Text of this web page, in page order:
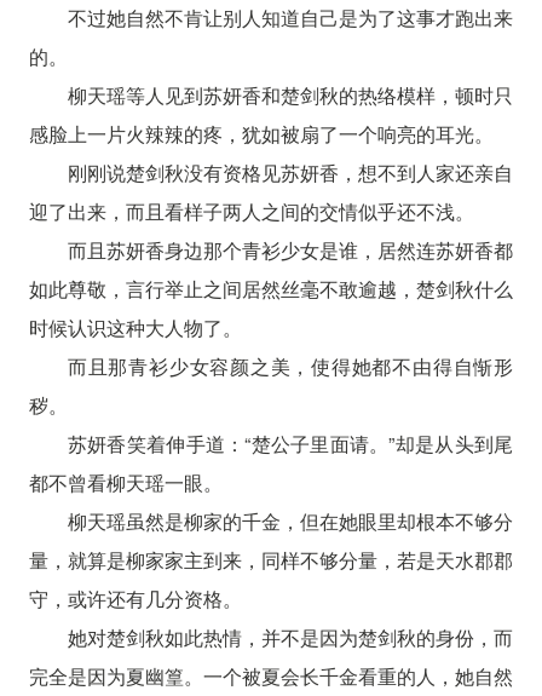
不过她自然不肯让别人知道自己是为了这事才跑出来
的。
柳天瑶等人见到苏妍香和楚剑秋的热络模样，顿时只
感脸上一片火辣辣的疼，犹如被扇了一个响亮的耳光。
刚刚说楚剑秋没有资格见苏妍香，想不到人家还亲自
迎了出来，而且看样子两人之间的交情似乎还不浅。
而且苏妍香身边那个青衫少女是谁，居然连苏妍香都
如此尊敬，言行举止之间居然丝毫不敢逾越，楚剑秋什么
时候认识这种大人物了。
而且那青衫少女容颜之美，使得她都不由得自惭形
秽。
苏妍香笑着伸手道：“楚公子里面请。”却是从头到尾
都不曾看柳天瑶一眼。
柳天瑶虽然是柳家的千金，但在她眼里却根本不够分
量，就算是柳家家主到来，同样不够分量，若是天水郡郡
守，或许还有几分资格。
她对楚剑秋如此热情，并不是因为楚剑秋的身份，而
完全是因为夏幽篁。一个被夏会长千金看重的人，她自然